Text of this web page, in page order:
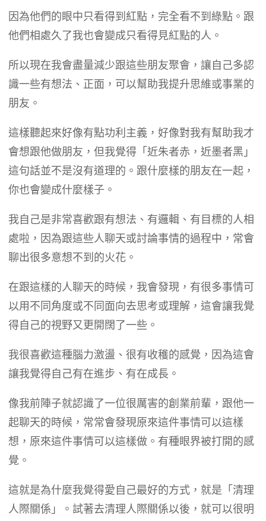
因為他們的眼中只看得到紅點，完全看不到綠點。跟
他們相處久了我也會變成只看得見紅點的人。
所以現在我會盡量減少跟這些朋友聚會，讓自己多認
識一些有想法、正面，可以幫助我提升思維或事業的
朋友。
這樣聽起來好像有點功利主義，好像對我有幫助我才
會想跟他做朋友，但我覺得「近朱者赤，近墨者黑」
這句話並不是沒有道理的。跟什麼樣的朋友在一起，
你也會變成什麼樣子。
我自己是非常喜歡跟有想法、有邏輯、有目標的人相
處啦，因為跟這些人聊天或討論事情的過程中，常會
聊出很多意想不到的火花。
在跟這樣的人聊天的時候，我會發現，有很多事情可
以用不同角度或不同面向去思考或理解，這會讓我覺
得自己的視野又更開闊了一些。
我很喜歡這種腦力激盪、很有收穫的感覺，因為這會
讓我覺得自己有在進步、有在成長。
像我前陣子就認識了一位很厲害的創業前輩，跟他一
起聊天的時候，常常會發現原來這件事情可以這樣
想，原來這件事情可以這樣做。有種眼界被打開的感
覺。
這就是為什麼我覺得愛自己最好的方式，就是「清理
人際關係」。試著去清理人際關係以後，就可以很明